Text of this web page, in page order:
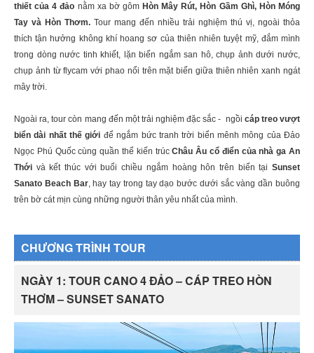
thiết của 4 đảo nằm xa bờ gômHòn Mây Rút, Hòn Gầm Ghì, Hòn Móng
Tay và Hòn Thơm. Tour mang đến nhiều trải nghiệm thú vị, ngoài thỏa
thích tận hưởng không khí hoang sơ của thiên nhiên tuyệt mỹ, đắm mình
trong dòng nước tinh khiết, lặn biển ngắm san hô, chụp ảnh dưới nước,
chụp ảnh từ flycam với phao nổi trên mặt biển giữa thiên nhiên xanh ngát
mây trời.
Ngoài ra, tour còn mang đến một trải nghiệm đặc sắc - ngồi cáp treo vượt
biển dài nhất thế giới để ngắm bức tranh trời biển mênh mông của Đảo
Ngọc Phú Quốc cùng quần thể kiến trúcChâu Âu cổ điển của nhà ga An
Thới và kết thúc với buổi chiều ngắm hoàng hôn trên biển tại Sunset
Sanato Beach Bar, hay tay trong tay dạo bước dưới sắc vàng dần buông
trên bờ cát mịn cùng những người thân yêu nhất của mình.
CHƯƠNG TRÌNH TOUR
NGÀY 1: TOUR CANO 4 ĐẢO – CÁP TREO HÒN
THƠM – SUNSET SANATO